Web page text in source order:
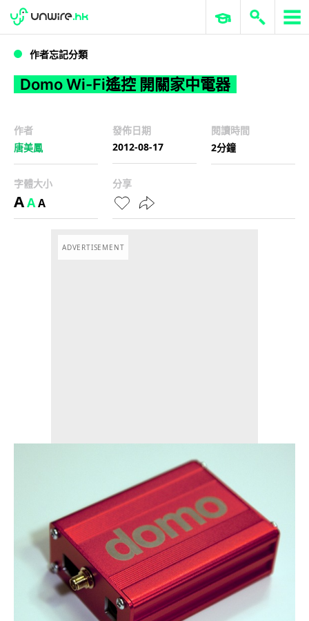
Domo Wi-Fi遙控 開關家中電器
WWDC 2026 ERP 與商業 AI
作者忘記分類
Domo Wi-Fi遙控 開關家中電器
作者
唐美鳳
發佈日期
2012-08-17
閱讀時間
2分鐘
字體大小
AAA
分享
ADVERTISEMENT